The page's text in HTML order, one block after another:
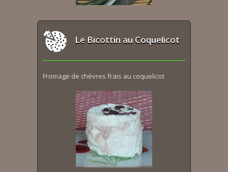
Le Bicottin au Coquelicot
Fromage de chèvres frais au coquelicot